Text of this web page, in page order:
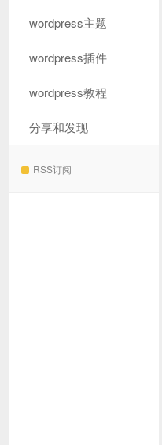
wordpress主题
wordpress插件
wordpress教程
分享和发现
RSS订阅